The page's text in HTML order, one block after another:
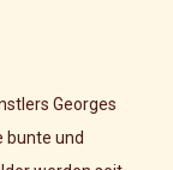
Georges
bunte und